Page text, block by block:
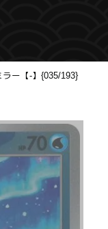
ー【-】{035/193}